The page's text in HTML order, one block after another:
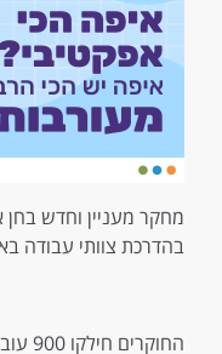
מחקר מעניין וחדש
בהדרכת צוותי עבודה